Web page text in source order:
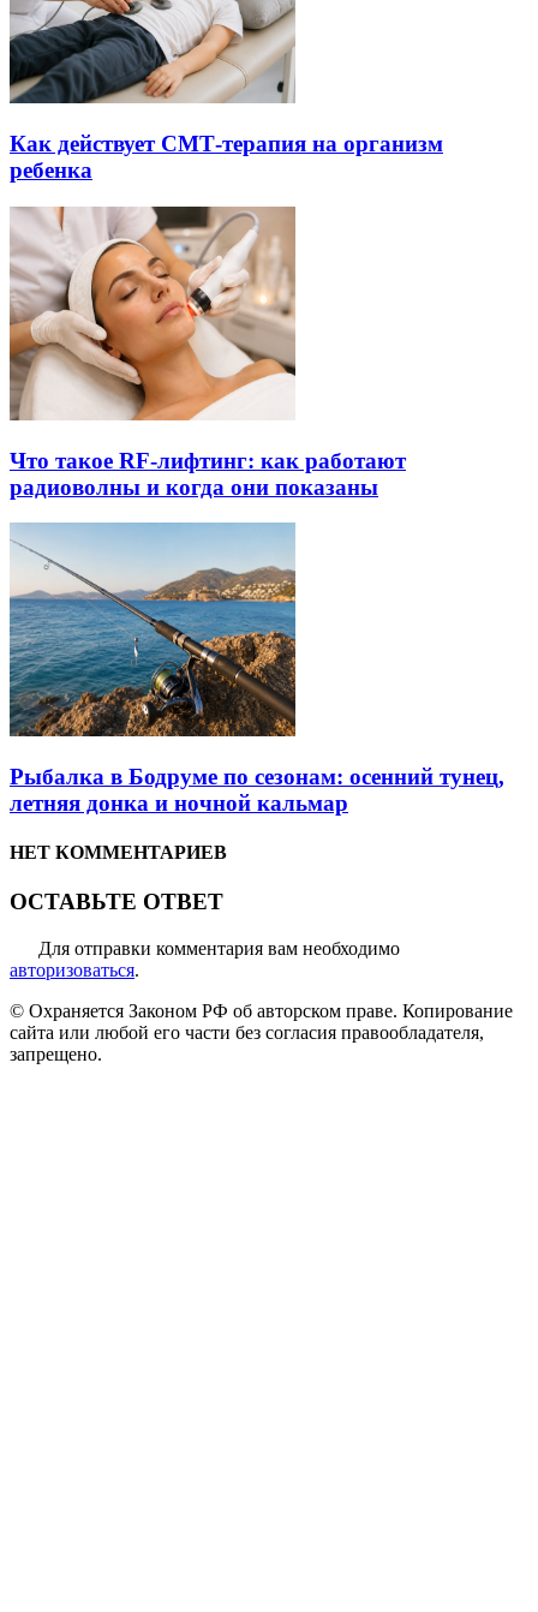
Как действует СМТ-терапия на организм
ребенка
Что такое RF-лифтинг: как работают
радиоволны и когда они показаны
Рыбалка в Бодруме по сезонам: осенний тунец,
летняя донка и ночной кальмар
НЕТ КОММЕНТАРИЕВ
ОСТАВЬТЕ ОТВЕТ
Для отправки комментария вам необходимо
авторизоваться.
© Охраняется Законом РФ об авторском праве. Копирование
сайта или любой его части без согласия правообладателя,
запрещено.